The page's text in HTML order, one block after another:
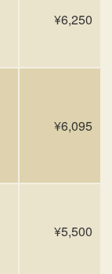
¥6,250
¥6,095
¥5,500